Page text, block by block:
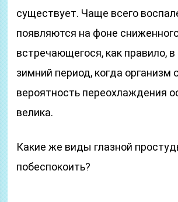
существует. Чаще всего
появляются на фоне
встречающегося, как правило, в
зимний период, когда организм
вероятность переохлаждения
велика.
Какие же виды глазной
побеспокоить?